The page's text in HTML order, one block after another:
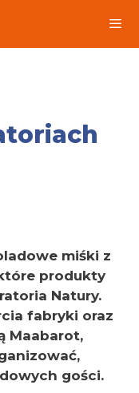
miśki z
produkty
Natury.
fabryki oraz
Maabarot,
gości.